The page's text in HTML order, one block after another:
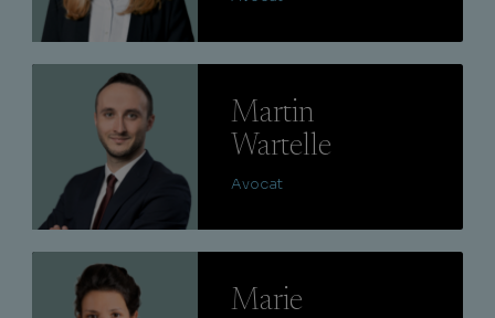
Martin
Wartelle
Avocat
Marie